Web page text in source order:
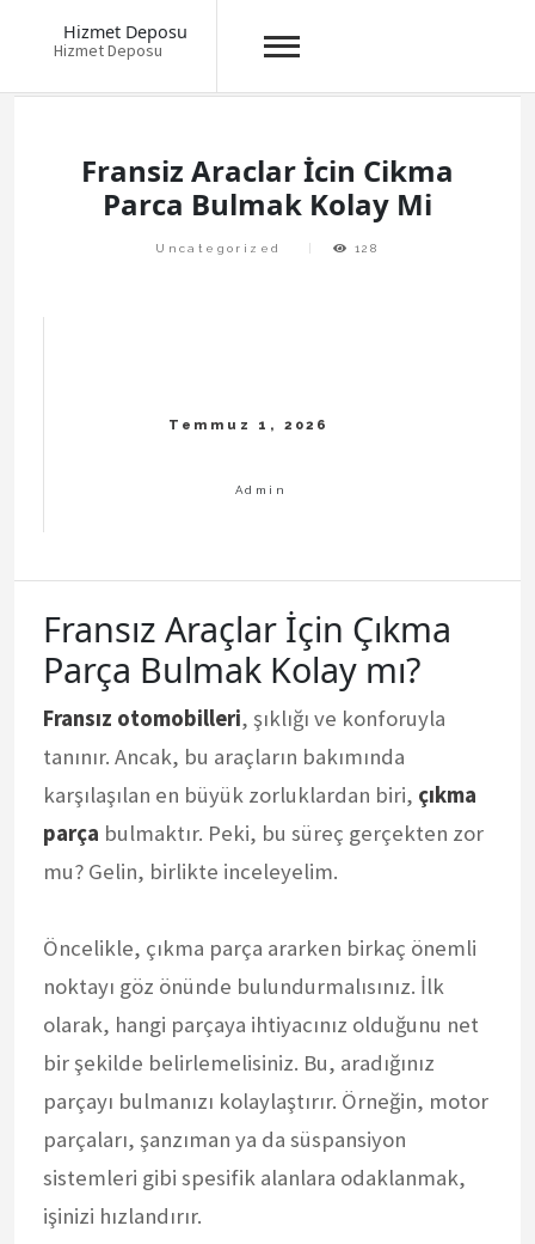
Hizmet Deposu
Hizmet Deposu
Fransiz Araclar İcin Cikma
Parca Bulmak Kolay Mi
Uncategorized 128
Fransız Araçlar İçin Çıkma
Parça Bulmak Kolay mı?
Fransız otomobilleri, şıklığı ve konforuyla
tanınır. Ancak, bu araçların bakımında
karşılaşılan en büyük zorluklardan biri, çıkma
parça bulmaktır. Peki, bu süreç gerçekten zor
mu? Gelin, birlikte inceleyelim.
Öncelikle, çıkma parça ararken birkaç önemli
noktayı göz önünde bulundurmalısınız. İlk
olarak, hangi parçaya ihtiyacınız olduğunu net
bir şekilde belirlemelisiniz. Bu, aradığınız
parçayı bulmanızı kolaylaştırır. Örneğin, motor
parçaları, şanzıman ya da süspansiyon
sistemleri gibi spesifik alanlara odaklanmak,
işinizi hızlandırır.